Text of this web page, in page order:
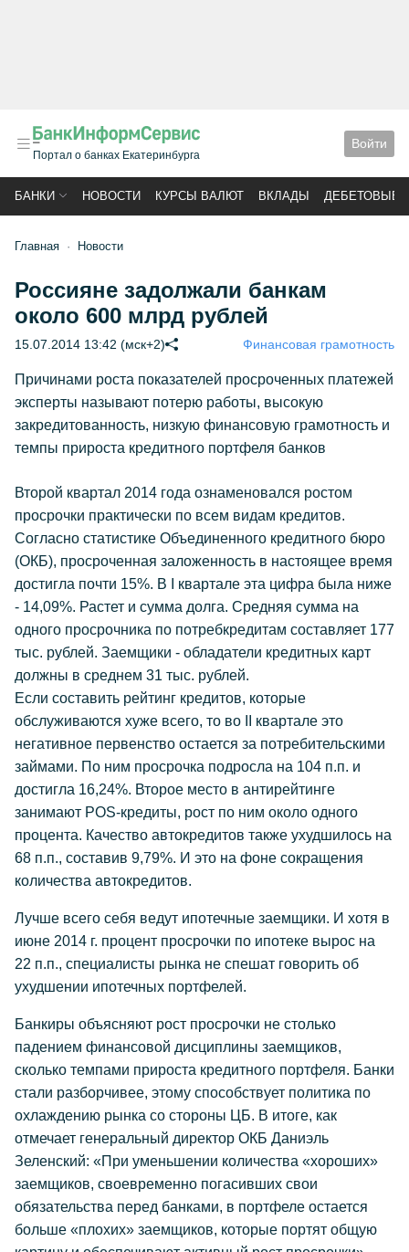
Портал о банках Екатеринбурга
Войти
БАНКИ НОВОСТИ КУРСЫ ВАЛЮТ ВКЛАДЫ ДЕБЕТОВЫЕ
Главная Новости
Россияне задолжали банкам
около 600 млрд рублей
15.07.2014 13:42 (мск+2) Финансовая грамотность
Причинами роста показателей просроченных платежей
эксперты называют потерю работы, высокую
закредитованность, низкую финансовую грамотность и
темпы прироста кредитного портфеля банков
Второй квартал 2014 года ознаменовался ростом
просрочки практически по всем видам кредитов.
Согласно статистике Объединенного кредитного бюро
(ОКБ), просроченная заложенность в настоящее время
достигла почти 15%. В I квартале эта цифра была ниже
- 14,09%. Растет и сумма долга. Средняя сумма на
одного просрочника по потребкредитам составляет 177
тыс. рублей. Заемщики - обладатели кредитных карт
должны в среднем 31 тыс. рублей.
Если составить рейтинг кредитов, которые
обслуживаются хуже всего, то во II квартале это
негативное первенство остается за потребительскими
займами. По ним просрочка подросла на 104 п.п. и
достигла 16,24%. Второе место в антирейтинге
занимают POS-кредиты, рост по ним около одного
процента. Качество автокредитов также ухудшилось на
68 п.п., составив 9,79%. И это на фоне сокращения
количества автокредитов.
Лучше всего себя ведут ипотечные заемщики. И хотя в
июне 2014 г. процент просрочки по ипотеке вырос на
22 п.п., специалисты рынка не спешат говорить об
ухудшении ипотечных портфелей.
Банкиры объясняют рост просрочки не столько
падением финансовой дисциплины заемщиков,
сколько темпами прироста кредитного портфеля. Банки
стали разборчивее, этому способствует политика по
охлаждению рынка со стороны ЦБ. В итоге, как
отмечает генеральный директор ОКБ Даниэль
Зеленский: «При уменьшении количества «хороших»
заемщиков, своевременно погасивших свои
обязательства перед банками, в портфеле остается
больше «плохих» заемщиков, которые портят общую